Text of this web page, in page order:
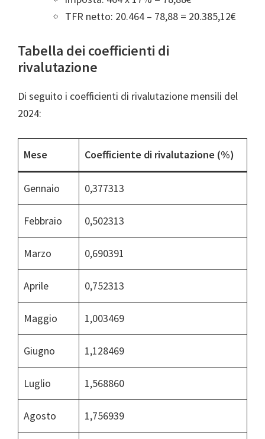
TFR netto: 20.464 – 78,88 = 20.385,12€
Tabella dei coefficienti di
rivalutazione
Di seguito i coefficienti di rivalutazione mensili del
2024:
Mese Coefficiente di rivalutazione (%)
Gennaio 0,377313
Febbraio 0,502313
Marzo 0,690391
Aprile 0,752313
Maggio 1,003469
Giugno 1,128469
Luglio 1,568860
Agosto 1,756939